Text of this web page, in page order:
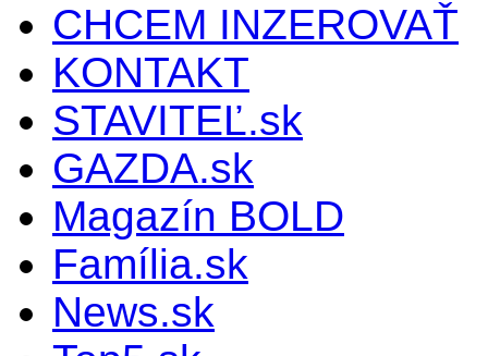
CHCEM INZEROVAŤ
KONTAKT
STAVITEĽ.sk
GAZDA.sk
Magazín BOLD
Família.sk
News.sk